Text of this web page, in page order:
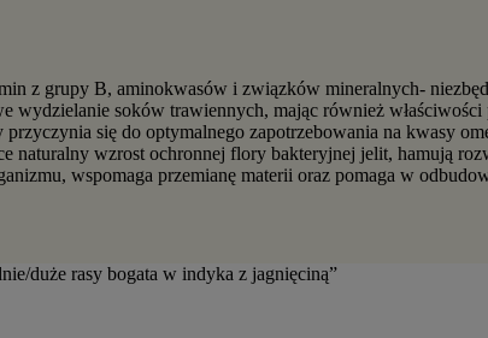
z grupy B, aminokwasów i związków mineralnych-
wydzielanie soków trawiennych, mając również właściwości
się do optymalnego zapotrzebowania na kwasy
naturalny wzrost ochronnej flory bakteryjnej jelit, hamują
wspomaga przemianę materii oraz pomaga w
duże rasy bogata w indyka z jagnięciną”